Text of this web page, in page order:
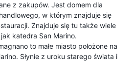
z zakupów. Jest domem dla
w którym znajduje się
Znajduje się tu także wiele
katedra San Marino.
to małe miasto położone na
Słynie z uroku starego świata i